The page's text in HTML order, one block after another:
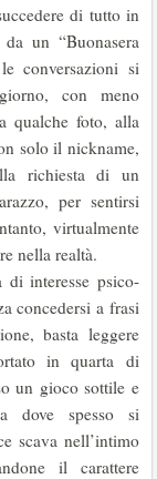
di tutto in
un “Buonasera
conversazioni si
con meno
qualche foto, alla
solo il nickname,
richiesta di un
per sentirsi
virtualmente
nella realtà.
di interesse psico-
concedersi a frasi
basta leggere
in quarta di
un gioco sottile e
dove spesso si
scava nell’intimo
il carattere